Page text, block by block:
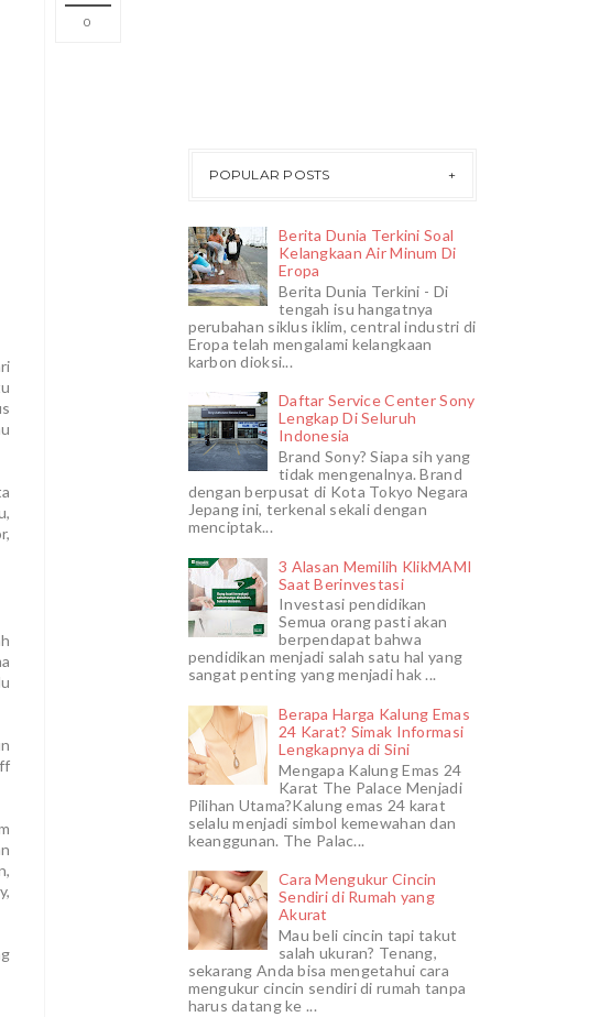
0
POPULAR POSTS
Berita Dunia Terkini Soal
Kelangkaan Air Minum Di
Eropa
Berita Dunia Terkini - Di
tengah isu hangatnya
perubahan siklus iklim, central industri di
Eropa telah mengalami kelangkaan
karbon dioksi...
Daftar Service Center Sony
Lengkap Di Seluruh
Indonesia
Brand Sony? Siapa sih yang
tidak mengenalnya. Brand
dengan berpusat di Kota Tokyo Negara
Jepang ini, terkenal sekali dengan
menciptak...
3 Alasan Memilih KlikMAMI
Saat Berinvestasi
Investasi pendidikan
Semua orang pasti akan
berpendapat bahwa
pendidikan menjadi salah satu hal yang
sangat penting yang menjadi hak ...
Berapa Harga Kalung Emas
24 Karat? Simak Informasi
Lengkapnya di Sini
Mengapa Kalung Emas 24
Karat The Palace Menjadi
Pilihan Utama?Kalung emas 24 karat
selalu menjadi simbol kemewahan dan
keanggunan. The Palac...
Cara Mengukur Cincin
Sendiri di Rumah yang
Akurat
Mau beli cincin tapi takut
salah ukuran? Tenang,
sekarang Anda bisa mengetahui cara
mengukur cincin sendiri di rumah tanpa
harus datang ke ...